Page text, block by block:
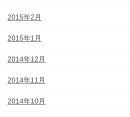
2015年2月
2015年1月
2014年12月
2014年11月
2014年10月